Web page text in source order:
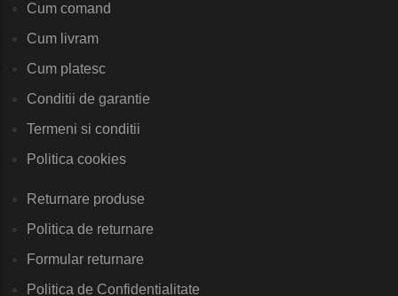
Cum comand
Cum livram
Cum platesc
Conditii de garantie
Termeni si conditii
Politica cookies
Returnare produse
Politica de returnare
Formular returnare
Politica de Confidentialitate